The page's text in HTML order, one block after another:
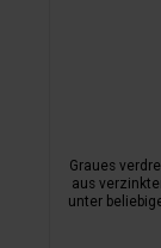
Graues
aus
unter